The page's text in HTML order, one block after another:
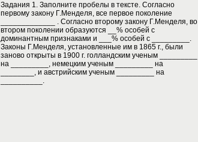
Задания 1. Заполните пробелы в тексте. Согласно
первому закону Г.Менделя, все первое поколение
_____________ . Согласно второму закону Г.Менделя, во
втором поколении образуются __% особей с
доминантным признаками и ___% особей с _________.
Законы Г.Менделя, установленные им в 1865 г., были
заново открыты в 1900 г. голландским ученым _________
на _________, немецким ученым _________ на
________, и австрийским ученым _________ на
__________.